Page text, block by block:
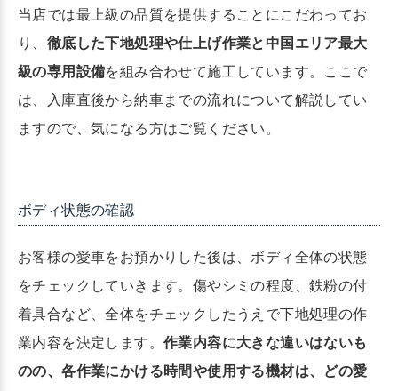
当店では最上級の品質を提供することにこだわってお
り、 徹底した下地処理や仕上げ作業と中国エリア最大
級の専用設備を組み合わせて施工しています。ここで
は、入庫直後から納車までの流れについて解説してい
ますので、気になる方はご覧ください。
ボディ状態の確認
お客様の愛車をお預かりした後は、ボディ全体の状態
をチェックしていきます。傷やシミの程度、鉄粉の付
着具合など、全体をチェックしたうえで下地処理の作
業内容を決定します。 作業内容に大きな違いはないも
のの、各作業にかける時間や使用する機材は、どの愛